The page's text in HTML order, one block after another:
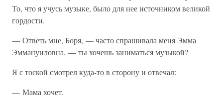
То, что я учусь музыке, было для нее источником великой
гордости.
— Ответь мне, Боря, — часто спрашивала меня Эмма
Эммануиловна, — ты хочешь заниматься музыкой?
Я с тоской смотрел куда-то в сторону и отвечал:
— Мама хочет.